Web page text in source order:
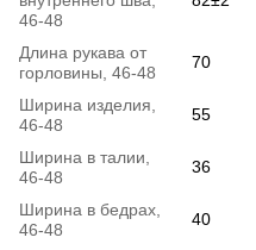
46-48
Длина рукава от
горловины, 46-48
70
Ширина изделия,
46-48
55
Ширина в талии,
46-48
36
Ширина в бедрах,
46-48
40